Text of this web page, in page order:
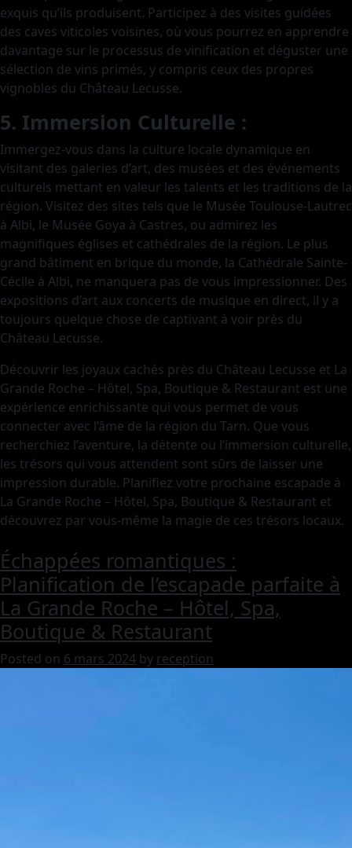
exquis qu’ils produisent. Participez à des visites guidées
des caves viticoles voisines, où vous pourrez en apprendre
davantage sur le processus de vinification et déguster une
sélection de vins primés, y compris ceux des propres
vignobles du Château Lecusse.
5. Immersion Culturelle :
Immergez-vous dans la culture locale dynamique en
visitant des galeries d’art, des musées et des événements
culturels mettant en valeur les talents et les traditions de la
région. Visitez des sites tels que le Musée Toulouse-Lautrec
à Albi, le Musée Goya à Castres, ou admirez les
magnifiques églises et cathédrales de la région. Le plus
grand bâtiment en brique du monde, la Cathédrale Sainte-
Cécile à Albi, ne manquera pas de vous impressionner. Des
expositions d’art aux concerts de musique en direct, il y a
toujours quelque chose de captivant à voir près du
Château Lecusse.
Découvrir les joyaux cachés près du Château Lecusse et La
Grande Roche – Hôtel, Spa, Boutique & Restaurant est une
expérience enrichissante qui vous permet de vous
connecter avec l’âme de la région du Tarn. Que vous
recherchiez l’aventure, la détente ou l’immersion culturelle,
les trésors qui vous attendent sont sûrs de laisser une
impression durable. Planifiez votre prochaine escapade à
La Grande Roche – Hôtel, Spa, Boutique & Restaurant et
découvrez par vous-même la magie de ces trésors locaux.
Échappées romantiques :
Planification de l’escapade parfaite à
La Grande Roche – Hôtel, Spa,
Boutique & Restaurant
Posted on 6 mars 2024 by reception